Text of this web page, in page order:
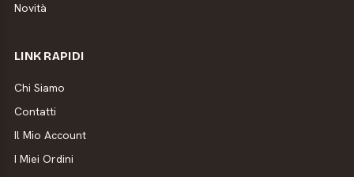
Novità
LINK RAPIDI
Chi Siamo
Contatti
Il Mio Account
I Miei Ordini